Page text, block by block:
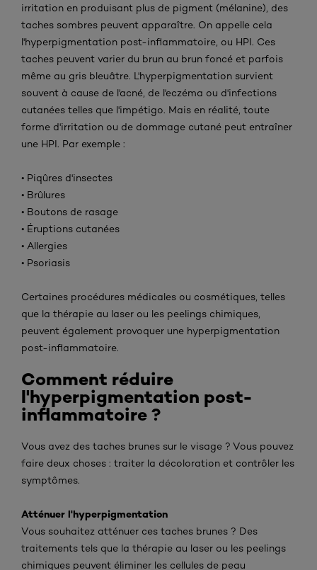
irritation en produisant plus de pigment (mélanine), des
taches sombres peuvent apparaître. On appelle cela
l'hyperpigmentation post-inflammatoire, ou HPI. Ces
taches peuvent varier du brun au brun foncé et parfois
même au gris bleuâtre. L'hyperpigmentation survient
souvent à cause de l'acné, de l'eczéma ou d'infections
cutanées telles que l'impétigo. Mais en réalité, toute
forme d'irritation ou de dommage cutané peut entraîner
une HPI. Par exemple :
• Piqûres d'insectes
• Brûlures
• Boutons de rasage
• Éruptions cutanées
• Allergies
• Psoriasis
Certaines procédures médicales ou cosmétiques, telles
que la thérapie au laser ou les peelings chimiques,
peuvent également provoquer une hyperpigmentation
post-inflammatoire.
Comment réduire
l'hyperpigmentation post-
inflammatoire ?
Vous avez des taches brunes sur le visage ? Vous pouvez
faire deux choses : traiter la décoloration et contrôler les
symptômes.
Atténuer l'hyperpigmentation
Vous souhaitez atténuer ces taches brunes ? Des
traitements tels que la thérapie au laser ou les peelings
chimiques peuvent éliminer les cellules de peau